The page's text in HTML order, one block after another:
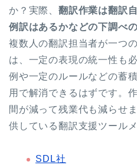
か？実際、 翻訳作業は翻訳
例訳はあるかなどの下調べ
複数人の翻訳担当者が一つ
は、一定の表現の統一性も
例や一定のルールなどの蓄
用で解消できるはずです。
間が減って残業代も減らせ
供している翻訳支援ツール
SDL社